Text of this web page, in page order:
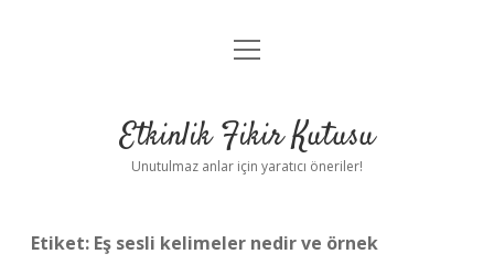
Anasayfa
Yasal Uyarı
menüyü
Etkinlik Fikir Kutusu
Unutulmaz anlar için yaratıcı öneriler!
Etiket: Eş sesli kelimeler nedir ve örnek